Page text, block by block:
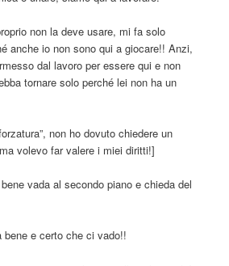
non la deve usare, mi fa solo
anche io non sono qui a giocare!! Anzi,
dal lavoro per essere qui e non
tornare solo perché lei non ha un
non ho dovuto chiedere un
volevo far valere i miei diritti!]
vada al secondo piano e chieda del
e certo che ci vado!!